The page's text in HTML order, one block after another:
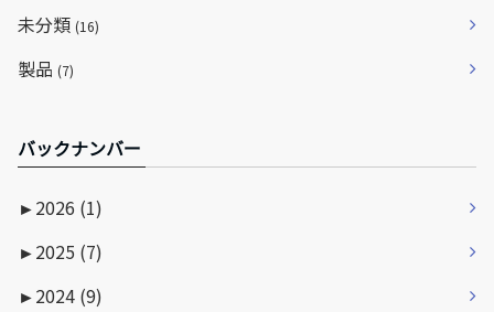
未分類 (16)
製品 (7)
バックナンバー
►2026 (1)
►2025 (7)
►2024 (9)